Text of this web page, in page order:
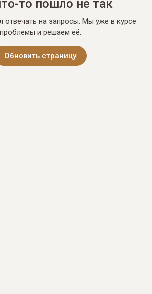
то пошло не так
отвечать на запросы. Мы уже в курсе
проблемы и решаем её.
Обновить страницу